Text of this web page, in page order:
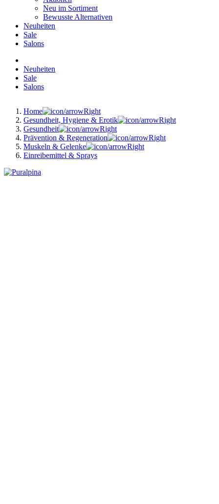
Neu im Sortiment
Bewusste Alternativen
Neuheiten
Sale
Salons
Neuheiten
Sale
Salons
Home
Gesundheit, Hygiene & Erotik
Gesundheit
Prävention & Regeneration
Muskeln & Gelenke
Einreibemittel & Sprays